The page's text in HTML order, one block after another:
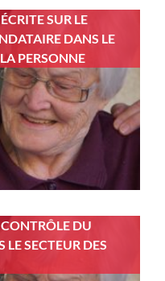
SUR LE
DANS LE
PERSONNE
DU
SECTEUR DES